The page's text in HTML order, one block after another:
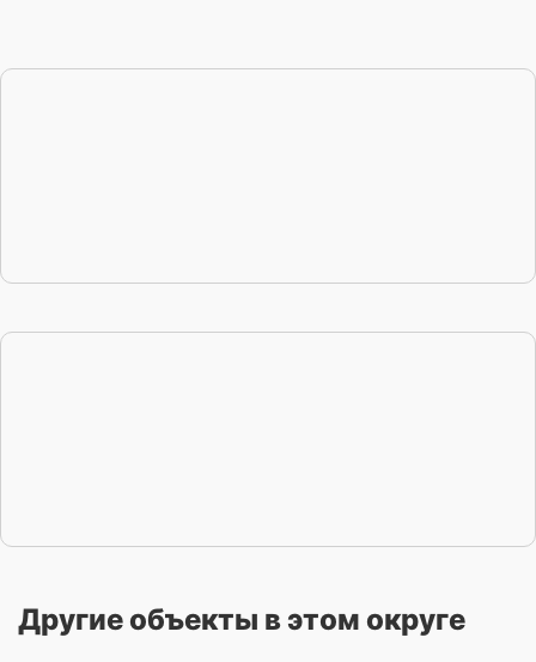
Другие объекты в этом округе